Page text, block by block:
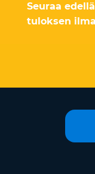
Seuraa
tuloksen